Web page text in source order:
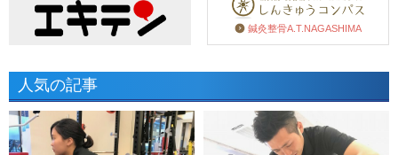
鍼灸整骨A.T.NAGASHIMA
人気の記事